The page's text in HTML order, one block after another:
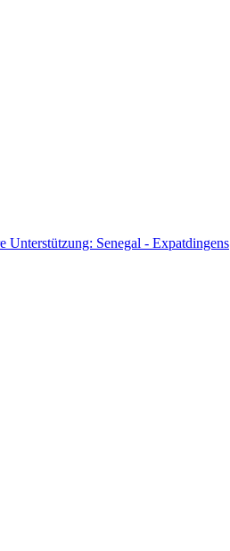
Unterstützung: Senegal - Expatdingens